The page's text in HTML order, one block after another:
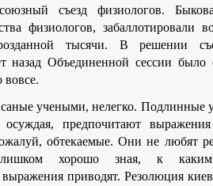
съезд физиологов.
физиологов, забаллотировали
тысячи. В решении
назад Объединенной сессии было
учеными, нелегко. Подлинные
осуждая, предпочитают
обтекаемые. Они не любят
слишком хорошо зная, к
приводят. Резолюция